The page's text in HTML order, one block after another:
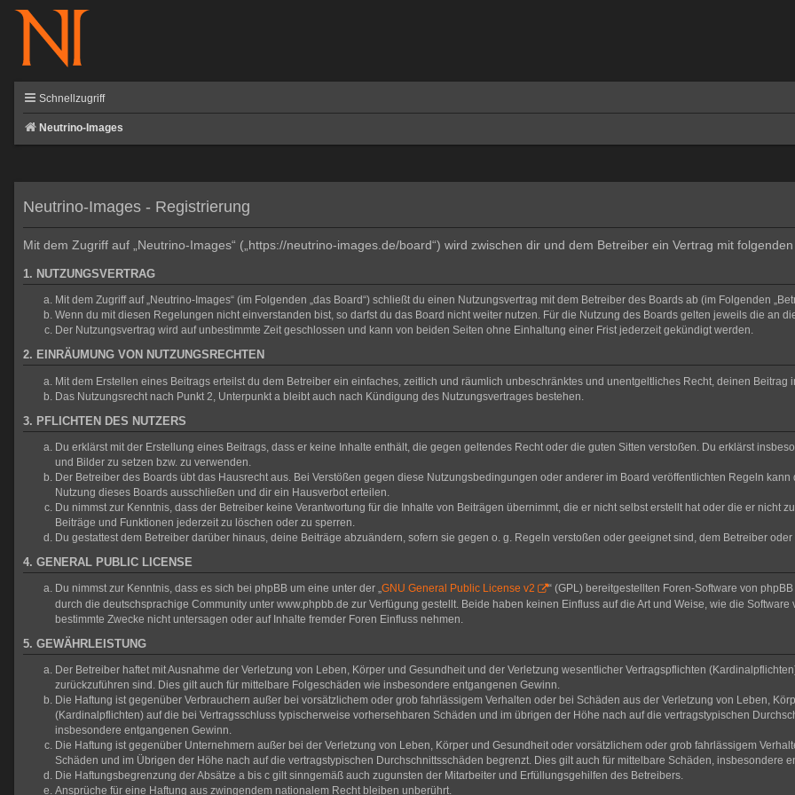
Schnellzugriff
Neutrino-Images
Neutrino-Images - Registrierung
Mit dem Zugriff auf „Neutrino-Images“ („https://neutrino-images.de/board“) wird zwischen dir und dem Betreiber ein Vertrag mit
1. NUTZUNGSVERTRAG
Mit dem Zugriff auf „Neutrino-Images“ (im Folgenden „das Board“) schließt du einen Nutzungsvertrag mit dem Betreiber des Boards ab (im Folgenden
Wenn du mit diesen Regelungen nicht einverstanden bist, so darfst du das Board nicht weiter nutzen. Für die Nutzung des Boards gelten jeweils die an
Der Nutzungsvertrag wird auf unbestimmte Zeit geschlossen und kann von beiden Seiten ohne Einhaltung einer Frist jederzeit gekündigt werden.
2. EINRÄUMUNG VON NUTZUNGSRECHTEN
Mit dem Erstellen eines Beitrags erteilst du dem Betreiber ein einfaches, zeitlich und räumlich unbeschränktes und unentgeltliches Recht, deinen Beitrag
Das Nutzungsrecht nach Punkt 2, Unterpunkt a bleibt auch nach Kündigung des Nutzungsvertrages bestehen.
3. PFLICHTEN DES NUTZERS
Du erklärst mit der Erstellung eines Beitrags, dass er keine Inhalte enthält, die gegen geltendes Recht oder die guten Sitten verstoßen. Du erklärst
und Bilder zu setzen bzw. zu verwenden.
Der Betreiber des Boards übt das Hausrecht aus. Bei Verstößen gegen diese Nutzungsbedingungen oder anderer im Board veröffentlichten Regeln
Nutzung dieses Boards ausschließen und dir ein Hausverbot erteilen.
Du nimmst zur Kenntnis, dass der Betreiber keine Verantwortung für die Inhalte von Beiträgen übernimmt, die er nicht selbst erstellt hat oder die er nicht
Beiträge und Funktionen jederzeit zu löschen oder zu sperren.
Du gestattest dem Betreiber darüber hinaus, deine Beiträge abzuändern, sofern sie gegen o. g. Regeln verstoßen oder geeignet sind, dem Betreiber
4. GENERAL PUBLIC LICENSE
Du nimmst zur Kenntnis, dass es sich bei phpBB um eine unter der „GNU General Public License v2
“ (GPL) bereitgestellten Foren-Software von
durch die deutschsprachige Community unter www.phpbb.de zur Verfügung gestellt. Beide haben keinen Einfluss auf die Art und Weise, wie die
bestimmte Zwecke nicht untersagen oder auf Inhalte fremder Foren Einfluss nehmen.
5. GEWÄHRLEISTUNG
Der Betreiber haftet mit Ausnahme der Verletzung von Leben, Körper und Gesundheit und der Verletzung wesentlicher Vertragspflichten
zurückzuführen sind. Dies gilt auch für mittelbare Folgeschäden wie insbesondere entgangenen Gewinn.
Die Haftung ist gegenüber Verbrauchern außer bei vorsätzlichem oder grob fahrlässigem Verhalten oder bei Schäden aus der Verletzung von Leben,
(Kardinalpflichten) auf die bei Vertragsschluss typischerweise vorhersehbaren Schäden und im übrigen der Höhe nach auf die vertragstypischen
insbesondere entgangenen Gewinn.
Die Haftung ist gegenüber Unternehmern außer bei der Verletzung von Leben, Körper und Gesundheit oder vorsätzlichem oder grob fahrlässigem
Schäden und im Übrigen der Höhe nach auf die vertragstypischen Durchschnittsschäden begrenzt. Dies gilt auch für mittelbare Schäden, insbesondere
Die Haftungsbegrenzung der Absätze a bis c gilt sinngemäß auch zugunsten der Mitarbeiter und Erfüllungsgehilfen des Betreibers.
Ansprüche für eine Haftung aus zwingendem nationalem Recht bleiben unberührt.